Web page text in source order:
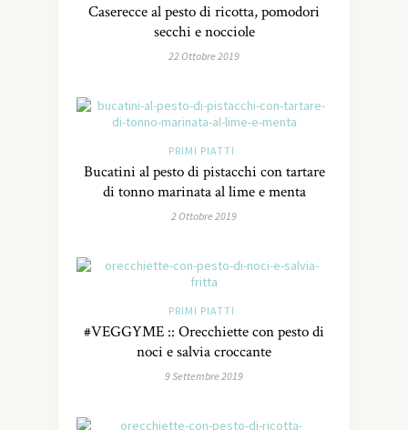
Caserecce al pesto di ricotta, pomodori
secchi e nocciole
22 Ottobre 2019
PRIMI PIATTI
Bucatini al pesto di pistacchi con tartare
di tonno marinata al lime e menta
2 Ottobre 2019
PRIMI PIATTI
#VEGGYME :: Orecchiette con pesto di
noci e salvia croccante
9 Settembre 2019